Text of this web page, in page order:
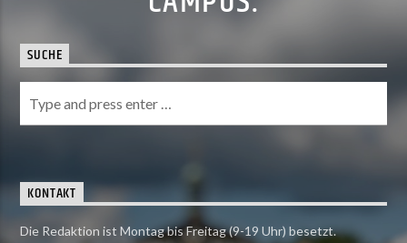
SUCHE
KONTAKT
Die Redaktion ist Montag bis Freitag (9-19 Uhr) besetzt.